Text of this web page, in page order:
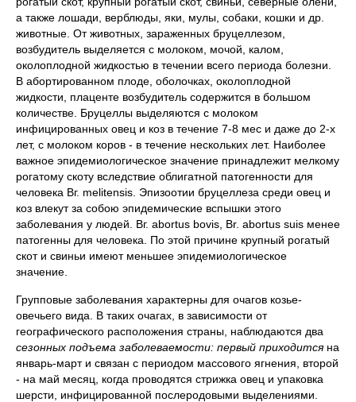
а также лошади, верблюды, яки, мулы, собаки, кошки и др.
животные. От животных, зараженных бруцеллезом,
возбудитель выделяется с молоком, мочой, калом,
околоплодной жидкостью в течении всего периода болезни.
В абортированном плоде, оболочках, околоплодной
жидкости, плаценте возбудитель содержится в большом
количестве. Бруцеллы выделяются с молоком
инфицированных овец и коз в течение 7-8 мес и даже до 2-х
лет, с молоком коров - в течение нескольких лет. Наиболее
важное эпидемиологическое значение принадлежит мелкому
рогатому скоту вследствие облигатной патогенности для
человека Вг. melitensis. Эпизоотии бруцеллеза среди овец и
коз влекут за собою эпидемические вспышки этого
заболевания у людей. Вг. abortus bovis, Br. abortus suis менее
патогенны для человека. По этой причине крупный рогатый
скот и свиньи имеют меньшее эпидемиологическое
значение.
Групповые заболевания характерны для очагов козье-
овечьего вида. В таких очагах, в зависимости от
географического расположения страны, наблюдаются два
сезонных подъема заболеваемости: первый приходится на
январь-март и связан с периодом массового ягнения, второй
- на май месяц, когда проводятся стрижка овец и упаковка
шерсти, инфицированной послеродовыми выделениями.